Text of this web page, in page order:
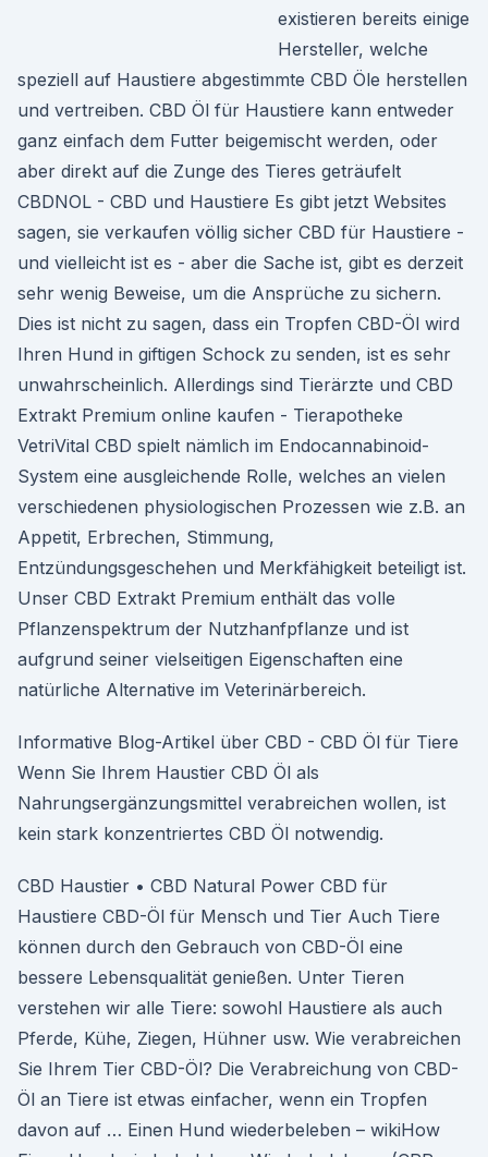
existieren bereits einige
Hersteller, welche
speziell auf Haustiere abgestimmte CBD Öle herstellen
und vertreiben. CBD Öl für Haustiere kann entweder
ganz einfach dem Futter beigemischt werden, oder
aber direkt auf die Zunge des Tieres geträufelt
CBDNOL - CBD und Haustiere Es gibt jetzt Websites
sagen, sie verkaufen völlig sicher CBD für Haustiere -
und vielleicht ist es - aber die Sache ist, gibt es derzeit
sehr wenig Beweise, um die Ansprüche zu sichern.
Dies ist nicht zu sagen, dass ein Tropfen CBD-Öl wird
Ihren Hund in giftigen Schock zu senden, ist es sehr
unwahrscheinlich. Allerdings sind Tierärzte und CBD
Extrakt Premium online kaufen - Tierapotheke
VetriVital CBD spielt nämlich im Endocannabinoid-
System eine ausgleichende Rolle, welches an vielen
verschiedenen physiologischen Prozessen wie z.B. an
Appetit, Erbrechen, Stimmung,
Entzündungsgeschehen und Merkfähigkeit beteiligt ist.
Unser CBD Extrakt Premium enthält das volle
Pflanzenspektrum der Nutzhanfpflanze und ist
aufgrund seiner vielseitigen Eigenschaften eine
natürliche Alternative im Veterinärbereich.
Informative Blog-Artikel über CBD - CBD Öl für Tiere
Wenn Sie Ihrem Haustier CBD Öl als
Nahrungsergänzungsmittel verabreichen wollen, ist
kein stark konzentriertes CBD Öl notwendig.
CBD Haustier • CBD Natural Power CBD für
Haustiere CBD-Öl für Mensch und Tier Auch Tiere
können durch den Gebrauch von CBD-Öl eine
bessere Lebensqualität genießen. Unter Tieren
verstehen wir alle Tiere: sowohl Haustiere als auch
Pferde, Kühe, Ziegen, Hühner usw. Wie verabreichen
Sie Ihrem Tier CBD-Öl? Die Verabreichung von CBD-
Öl an Tiere ist etwas einfacher, wenn ein Tropfen
davon auf … Einen Hund wiederbeleben – wikiHow